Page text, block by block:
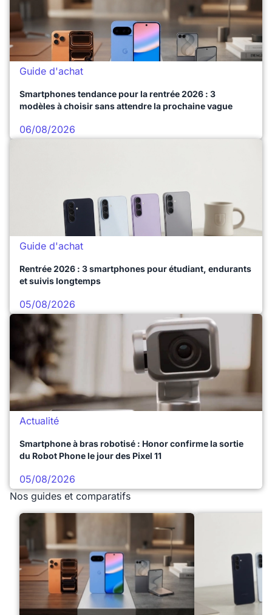
Guide d'achat
Smartphones tendance pour la rentrée 2026 : 3
modèles à choisir sans attendre la prochaine vague
06/08/2026
Guide d'achat
Rentrée 2026 : 3 smartphones pour étudiant, endurants
et suivis longtemps
05/08/2026
Actualité
Smartphone à bras robotisé : Honor confirme la sortie
du Robot Phone le jour des Pixel 11
05/08/2026
Nos guides et comparatifs